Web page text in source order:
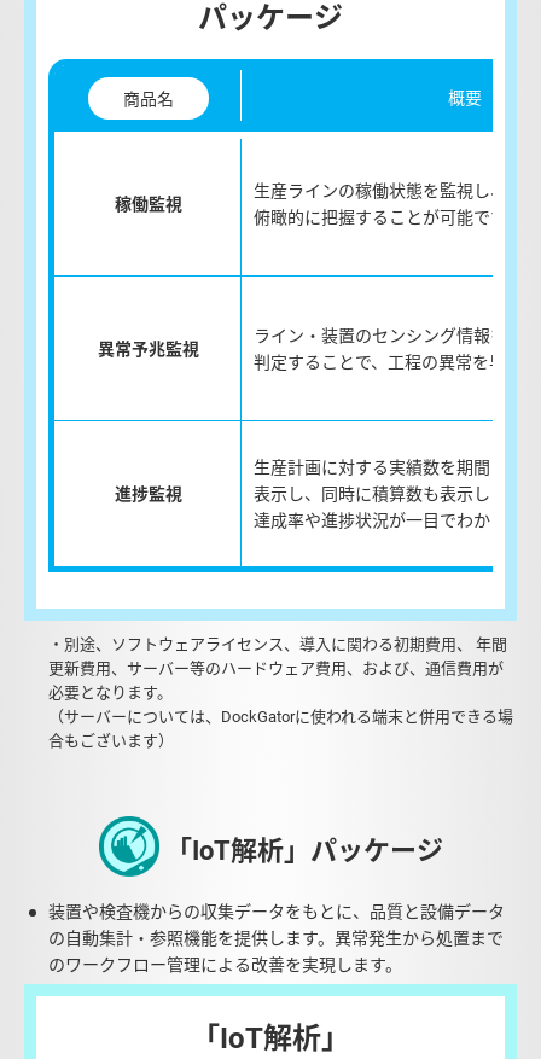
パッケージ
商品名 概要
稼働監視
生産ラインの稼働状態を監視し、工
俯瞰的に把握することが可能です。
異常予兆監視
ライン・装置のセンシング情報をリ
判定することで、工程の異常を早期
進捗監視
生産計画に対する実績数を期間（時
表示し、同時に積算数も表示します
達成率や進捗状況が一目でわかりま
・別途、ソフトウェアライセンス、導入に関わる初期費用、 年間
更新費用、サーバー等のハードウェア費用、および、通信費用が
必要となります。
（サーバーについては、DockGatorに使われる端末と併用できる場
合もございます）
「IoT解析」パッケージ
装置や検査機からの収集データをもとに、品質と設備データ
の自動集計・参照機能を提供します。異常発生から処置まで
のワークフロー管理による改善を実現します。
「IoT解析」